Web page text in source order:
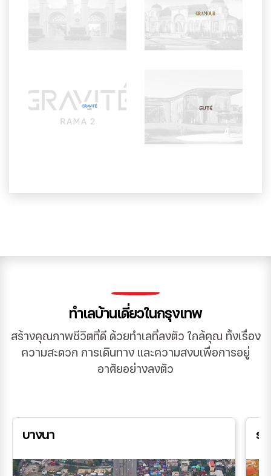
ทำเลบ้านเดี่ยวในกรุงเทพ
สร้างคุณภาพชีวิตที่ดี ด้วยทำเลที่ลงตัว ใกล้คุณ ทั้งเรื่อง
ความสะดวก การเดินทาง และความสงบเพื่อการอยู่
อาศัยอย่างลงตัว
บางนา ร